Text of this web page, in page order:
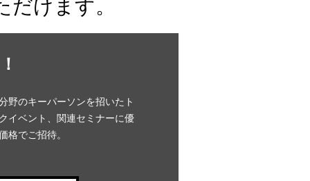
けます。
野のキーパーソンを招いたト
イベント、関連セミナーに優
格でご招待。